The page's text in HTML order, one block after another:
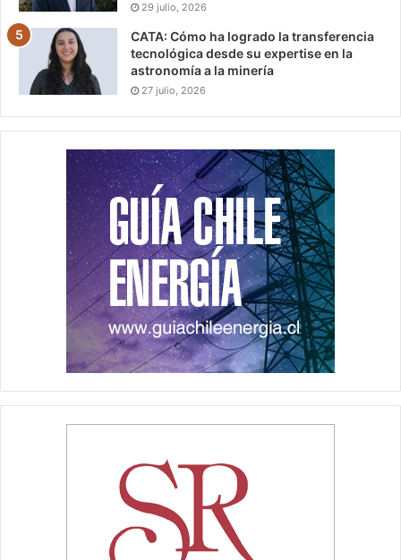
29 julio, 2026
CATA: Cómo ha logrado la transferencia
tecnológica desde su expertise en la
astronomía a la minería
27 julio, 2026